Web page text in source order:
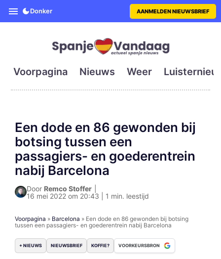
SpanjeVandaag is de eerste
Donker AANMELDEN NIEUWSBRIEF
Voorpagina Nieuws Weer
Een dode en 86 gewonden bij
botsing tussen een
passagiers- en goederentrein
nabij Barcelona
Door Remco Stoffer
16 mei 2022 om 20:43 | 1 min. leestijd
Voorpagina » Barcelona » Een dode en 86 gewonden bij botsing
tussen een passagiers- en goederentrein nabij Barcelona
+ NIEUWS NIEUWSBRIEF KOFFIE? VOORKEURSBRON